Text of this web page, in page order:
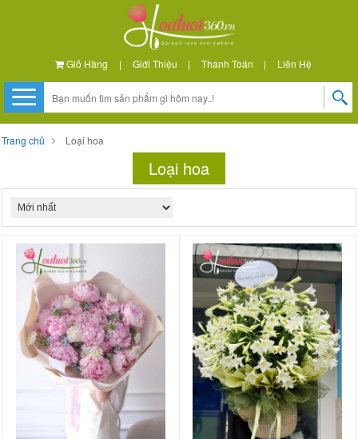
Giỏ Hàng | Giới Thiệu | Thanh Toán | Liên Hệ
Trang chủ Loại hoa
Loại hoa